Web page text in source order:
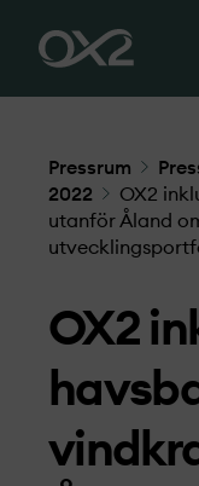
Pressrum
2022
OX2
utanför Åland
OX2